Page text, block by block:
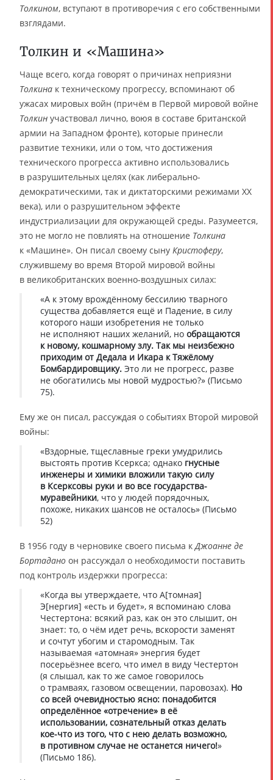
Толкином, вступают в противоречия с его собственными
взглядами.
Толкин и «Машина»
Чаще всего, когда говорят о причинах неприязни
Толкина к техническому прогрессу, вспоминают об
ужасах мировых войн (причём в Первой мировой войне
Толкин участвовал лично, воюя в составе британской
армии на Западном фронте), которые принесли
развитие техники, или о том, что достижения
технического прогресса активно использовались
в разрушительных целях (как либерально-
демократическими, так и диктаторскими режимами XX
века), или о разрушительном эффекте
индустриализации для окружающей среды. Разумеется,
это не могло не повлиять на отношение Толкина
к «Машине». Он писал своему сыну Кристоферу,
служившему во время Второй мировой войны
в великобританских военно-воздушных силах:
«А к этому врождённому бессилию тварного
существа добавляется ещё и Падение, в силу
которого наши изобретения не только
не исполняют наших желаний, но обращаются
к новому, кошмарному злу. Так мы неизбежно
приходим от Дедала и Икара к Тяжёлому
Бомбардировщику. Это ли не прогресс, разве
не обогатились мы новой мудростью?» (Письмо
75).
Ему же он писал, рассуждая о событиях Второй мировой
войны:
«Вздорные, тщеславные греки умудрились
выстоять против Ксеркса; однако гнусные
инженеры и химики вложили такую силу
в Ксерксовы руки и во все государства-
муравейники, что у людей порядочных,
похоже, никаких шансов не осталось» (Письмо
52)
В 1956 году в черновике своего письма кДжоанне де
Бортадано он рассуждал о необходимости поставить
под контроль издержки прогресса:
«Когда вы утверждаете, что А[томная]
Э[нергия] «есть и будет», я вспоминаю слова
Честертона: всякий раз, как он это слышит, он
знает: то, о чём идет речь, вскорости заменят
и сочтут убогим и старомодным. Так
называемая «атомная» энергия будет
посерьёзнее всего, что имел в виду Честертон
(я слышал, как то же самое говорилось
о трамваях, газовом освещении, паровозах). Но
со всей очевидностью ясно: понадобится
определённое «отречение» в её
использовании, сознательный отказ делать
кое-что из того, что с нею делать возможно,
в противном случае не останется ничего!»
(Письмо 186).